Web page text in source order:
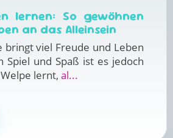
lernen: So gewöhnen
an das Alleinsein
bringt viel Freude und Leben
Spiel und Spaß ist es jedoch
lernt, al...